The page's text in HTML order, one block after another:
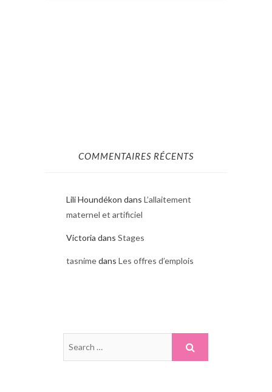
COMMENTAIRES RÉCENTS
Lili Houndékon dans L’allaitement
maternel et artificiel
Victoria dans Stages
tasnimedans Les offres d’emplois